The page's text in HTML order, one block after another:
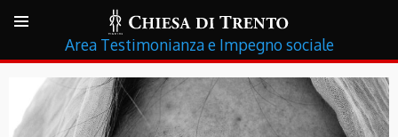
Testimonianza e Impegno sociale